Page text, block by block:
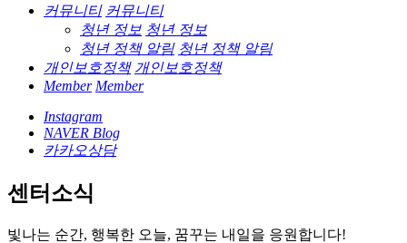
커뮤니티 커뮤니티
청년 정보 청년 정보
청년 정책 알림 청년 정책 알림
개인보호정책 개인보호정책
Member Member
Instagram
NAVER Blog
카카오상담
센터소식
빛나는 순간, 행복한 오늘, 꿈꾸는 내일을 응원합니다!